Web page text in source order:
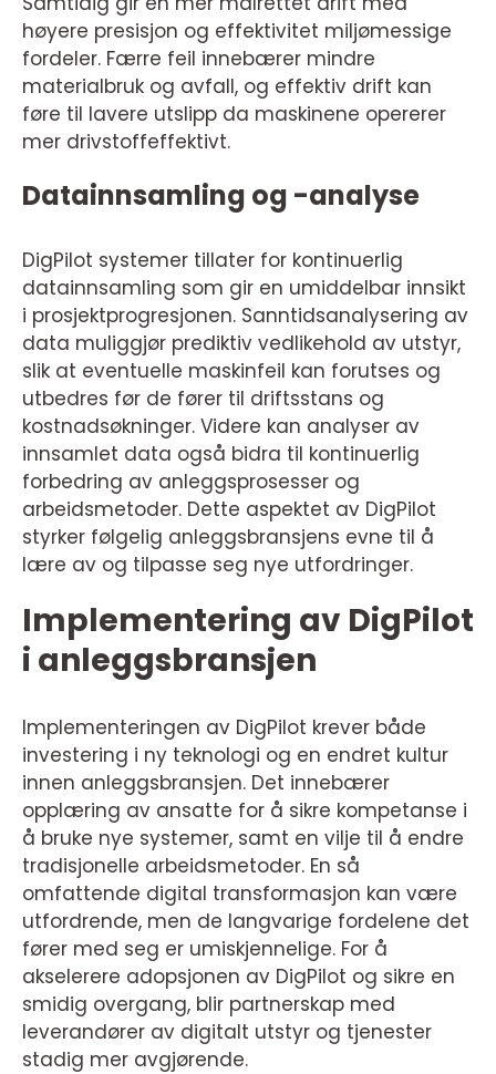
høyere presisjon og effektivitet miljømessige
fordeler. Færre feil innebærer mindre
materialbruk og avfall, og effektiv drift kan
føre til lavere utslipp da maskinene opererer
mer drivstoffeffektivt.
Datainnsamling og -analyse
DigPilot systemer tillater for kontinuerlig
datainnsamling som gir en umiddelbar innsikt
i prosjektprogresjonen. Sanntidsanalysering av
data muliggjør prediktiv vedlikehold av utstyr,
slik at eventuelle maskinfeil kan forutses og
utbedres før de fører til driftsstans og
kostnadsøkninger. Videre kan analyser av
innsamlet data også bidra til kontinuerlig
forbedring av anleggsprosesser og
arbeidsmetoder. Dette aspektet av DigPilot
styrker følgelig anleggsbransjens evne til å
lære av og tilpasse seg nye utfordringer.
Implementering av DigPilot
i anleggsbransjen
Implementeringen av DigPilot krever både
investering i ny teknologi og en endret kultur
innen anleggsbransjen. Det innebærer
opplæring av ansatte for å sikre kompetanse i
å bruke nye systemer, samt en vilje til å endre
tradisjonelle arbeidsmetoder. En så
omfattende digital transformasjon kan være
utfordrende, men de langvarige fordelene det
fører med seg er umiskjennelige. For å
akselerere adopsjonen av DigPilot og sikre en
smidig overgang, blir partnerskap med
leverandører av digitalt utstyr og tjenester
stadig mer avgjørende.